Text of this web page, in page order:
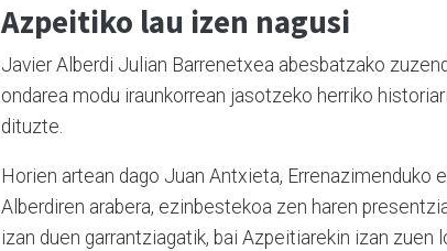
Azpeitiko lau izen nagusi
Javier Alberdi Julian Barrenetxea abesbatzako
ondarea modu iraunkorrean jasotzeko herriko
dituzte.
Horien artean dago Juan Antxieta, Errenazimenduko
Alberdiren arabera, ezinbestekoa zen haren
izan duen garrantziagatik, bai Azpeitiarekin izan zuen